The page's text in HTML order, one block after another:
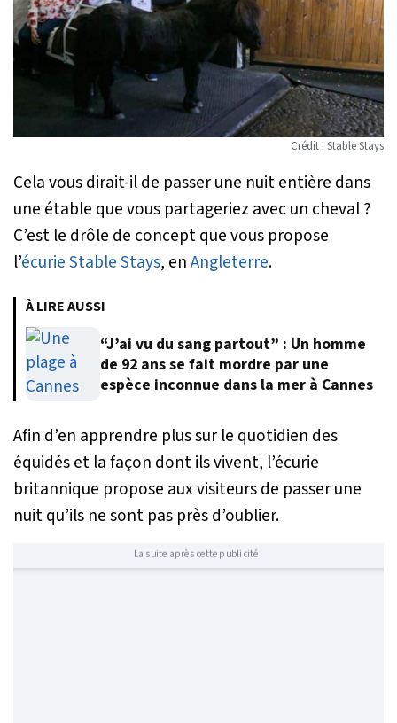
Crédit : Stable Stays
Cela vous dirait-il de passer une nuit entière dans
une étable que vous partageriez avec un cheval ?
C’est le drôle de concept que vous propose
l’écurieStable Stays, enAngleterre.
À LIRE AUSSI
“J’ai vu du sang partout” : Un homme
de 92 ans se fait mordre par une
espèce inconnue dans la mer à Cannes
Afin d’en apprendre plus sur le quotidien des
équidés et la façon dont ils vivent, l’écurie
britannique propose aux visiteurs de passer une
nuit qu’ils ne sont pas près d’oublier.
La suite après cette publicité